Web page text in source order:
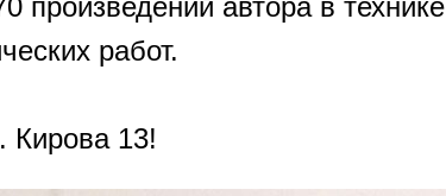
произведений автора в технике
работ.
Кирова 13!